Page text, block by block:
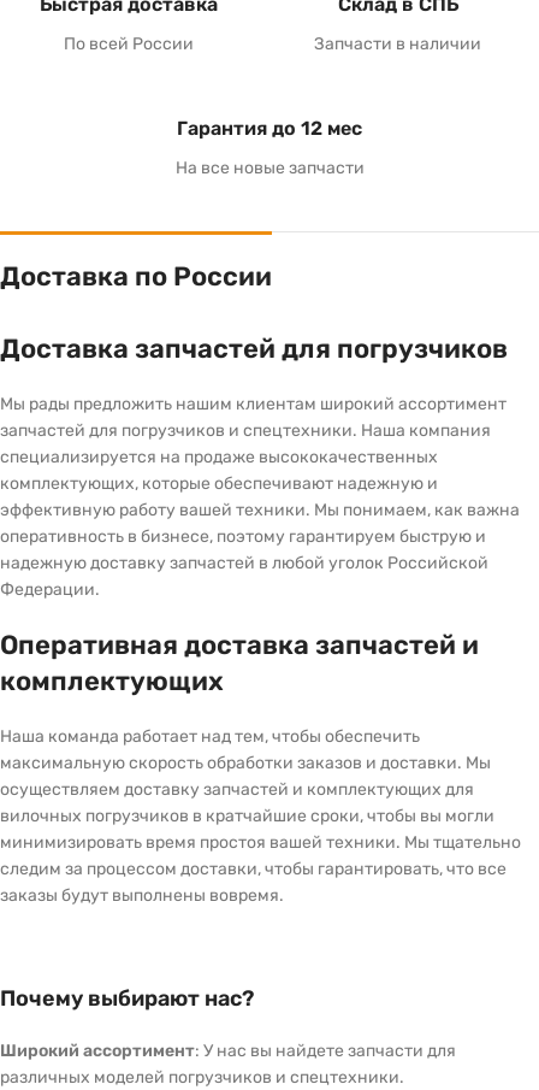
По всей России Запчасти в наличии
Гарантия до 12 мес
На все новые запчасти
Доставка по России
Доставка запчастей для погрузчиков
Мы рады предложить нашим клиентам широкий ассортимент
запчастей для погрузчиков и спецтехники. Наша компания
специализируется на продаже высококачественных
комплектующих, которые обеспечивают надежную и
эффективную работу вашей техники. Мы понимаем, как важна
оперативность в бизнесе, поэтому гарантируем быструю и
надежную доставку запчастей в любой уголок Российской
Федерации.
Оперативная доставка запчастей и
комплектующих
Наша команда работает над тем, чтобы обеспечить
максимальную скорость обработки заказов и доставки. Мы
осуществляем доставку запчастей и комплектующих для
вилочных погрузчиков в кратчайшие сроки, чтобы вы могли
минимизировать время простоя вашей техники. Мы тщательно
следим за процессом доставки, чтобы гарантировать, что все
заказы будут выполнены вовремя.
Почему выбирают нас?
Широкий ассортимент: У нас вы найдете запчасти для
различных моделей погрузчиков и спецтехники.